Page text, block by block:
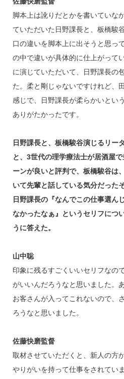
脚本上は訛りだとかを書いていな
ていただいた日野課長と、板橋駿
口の違いを脚本上に出そうと思っ
の中で違いが具体的に仕上がって
に演じていただいて、日野課長の
た。柔と剛じゃないですけれど、
感じで、日野課長が柔らかいとい
ありがたかったです。
日野課長と、板橋駿谷演じるリー
と、3世代の理学療法士が居酒屋
ーンが良いと評判で、板橋駿谷は
いて先輩と話している気分だったそ
日野課長の『なんでこの仕事選ん
なかったなぁ』というセリフにつ
うに答えた。
山中聡
印象に残るすごくいいセリフなの
がいいんだろうなと思いました。
お客さんが入ってこれないので、
ろうなと思いました。
佐藤快磨監督
取材させていただくと、新人の方
やりがいを持って仕事をされてい